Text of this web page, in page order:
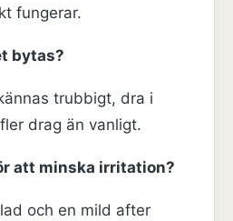
fungerar.
bytas?
trubbigt, dra i
drag än vanligt.
att minska irritation?
och en mild after